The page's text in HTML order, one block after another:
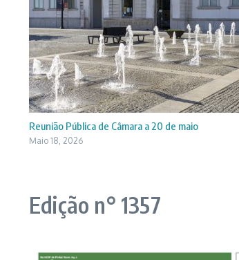
Reunião Pública de Câmara a 20 de maio
Maio 18, 2026
Edição n° 1357